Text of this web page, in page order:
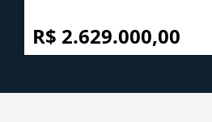
5
R$ 2.629.000,00